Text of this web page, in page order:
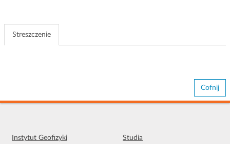
Streszczenie
Cofnij
Instytut Geofizyki Studia